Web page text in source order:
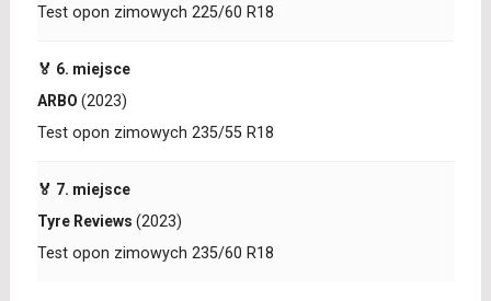
Test opon zimowych 225/60 R18
🏅 6. miejsce
ARBO (2023)
Test opon zimowych 235/55 R18
🏅 7. miejsce
Tyre Reviews (2023)
Test opon zimowych 235/60 R18